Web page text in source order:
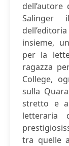
Salinger
insieme,
per la
ragazza
College,
sulla
stretto e
letteraria
tra quelle